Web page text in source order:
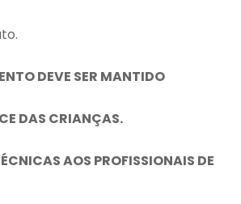
DEVE SER MANTIDO
DAS CRIANÇAS.
AOS PROFISSIONAIS DE